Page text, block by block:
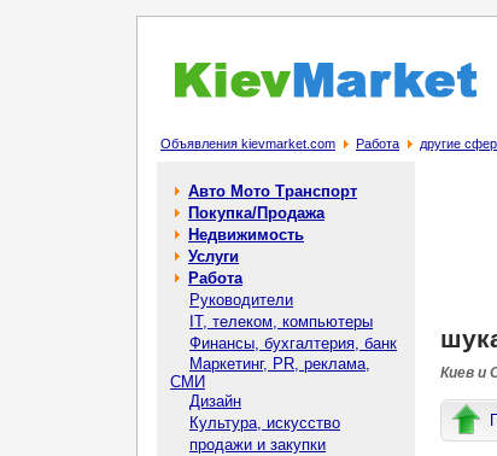
Объявления kievmarket.com Работа другие
Авто Мото Транспорт
Покупка/Продажа
Недвижимость
Услуги
Работа
Руководители
IT, телеком, компьютеры
Финансы, бухгалтерия, банк
Маркетинг, PR, реклама,
СМИ
Дизайн
Культура, искусство
продажи и закупки
Киев и